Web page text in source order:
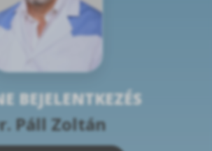
BEJELENTKEZÉS
Páll Zoltán